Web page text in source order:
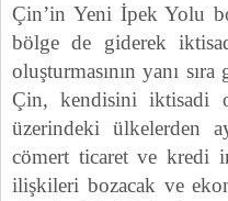
Çin’in Yeni İpek Yolu
bölge de giderek
oluşturmasının yanı
Çin, kendisini iktisadi
üzerindeki ülkelerden
cömert ticaret ve kredi
ilişkileri bozacak ve